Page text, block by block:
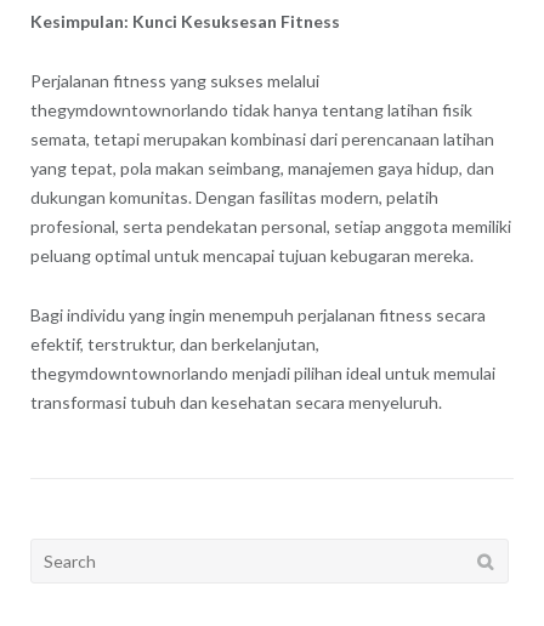
Kesimpulan: Kunci Kesuksesan Fitness
Perjalanan fitness yang sukses melalui
thegymdowntownorlando tidak hanya tentang latihan fisik
semata, tetapi merupakan kombinasi dari perencanaan latihan
yang tepat, pola makan seimbang, manajemen gaya hidup, dan
dukungan komunitas. Dengan fasilitas modern, pelatih
profesional, serta pendekatan personal, setiap anggota memiliki
peluang optimal untuk mencapai tujuan kebugaran mereka.
Bagi individu yang ingin menempuh perjalanan fitness secara
efektif, terstruktur, dan berkelanjutan,
thegymdowntownorlando menjadi pilihan ideal untuk memulai
transformasi tubuh dan kesehatan secara menyeluruh.
Search